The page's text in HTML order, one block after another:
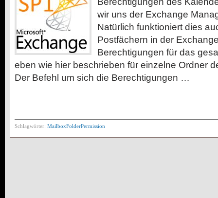
wir uns der Exchange
Natürlich funktioniert dies
Postfächern in der
Berechtigungen für das
eben wie hier beschrieben für einzelne Ordner
Der Befehl um sich die Berechtigungen …
Schlagwörter: MailboxFolderPermission